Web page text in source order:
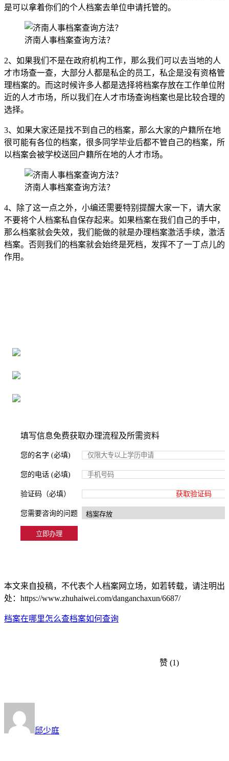
是可以拿着你们的个人档案去单位申请托管的。
济南人事档案查询方法？
2、如果我们不是在政府机构工作，那么我们可以去当地的人
才市场查一查，大部分人都是私企的员工，私企是没有资格管
理档案的。而这时候许多人都是选择将档案存放在工作单位附
近的人才市场，所以我们在人才市场查询档案也是比较合理的
选择。
3、如果大家还是找不到自己的档案，那么大家的户籍所在地
很可能有各位的档案，很多同学毕业后都不管自己的档案，所
以档案会被学校送回户籍所在地的人才市场。
济南人事档案查询方法？
4、除了这一点之外，小编还需要特别提醒大家一下，请大家
不要将个人档案私自保存起来。如果档案在我们自己的手中，
那么档案就会失效，我们能做的就是办理档案激活手续，激活
档案。否则我们的档案就会始终是死档，发挥不了一丁点儿的
作用。
填写信息免费获取办理流程及所需资料
您的名字 (必填)
您的电话 (必填)
验证码（必填） 获取验证码
您需要咨询的问题
本文来自投稿，不代表个人档案网立场，如若转载，请注明出
处：https://www.zhuhaiwei.com/danganchaxun/6687/
档案在哪里怎么查档案如何查询
赞 (1)
邱少庭